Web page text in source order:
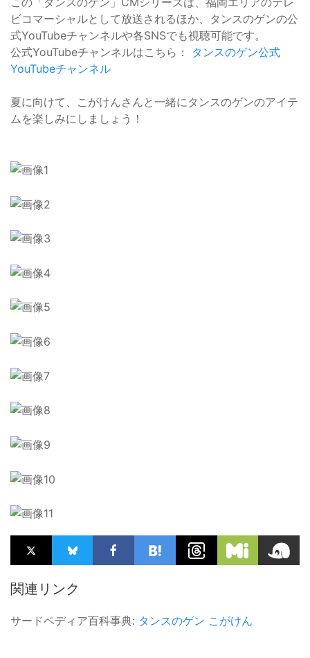
ビコマーシャルとして放送されるほか、タンスのゲンの公
式YouTubeチャンネルや各SNSでも視聴可能です。
公式YouTubeチャンネルはこちら： タンスのゲン公式
YouTubeチャンネル
夏に向けて、こがけんさんと一緒にタンスのゲンのアイテ
ムを楽しみにしましょう！
関連リンク
サードペディア百科事典: タンスのゲン こがけん